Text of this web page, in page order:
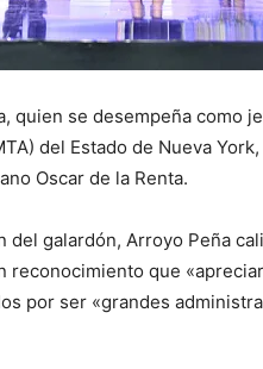
quien se desempeña como
del Estado de Nueva
Oscar de la Renta.
galardón, Arroyo Peña
reconocimiento que
por ser «grandes